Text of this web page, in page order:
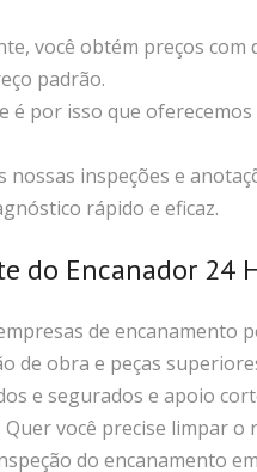
você obtém preços com
padrão.
é por isso que
inspeções e
rápido e eficaz.
do Encanador 24
de encanamento
de obra e peças
e segurados e apoio
você precise limpar o
do encanamento